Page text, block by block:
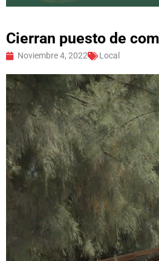
Cierran puesto de
Noviembre 4, 2022 Local